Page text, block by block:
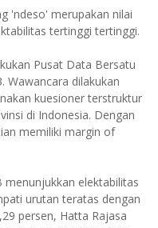
'ndeso' merupakan nilai
tertinggi tertinggi.
Pusat Data Bersatu
Wawancara dilakukan
kuesioner terstruktur
di Indonesia. Dengan
memiliki margin of
menunjukkan elektabilitas
urutan teratas dengan
persen, Hatta Rajasa